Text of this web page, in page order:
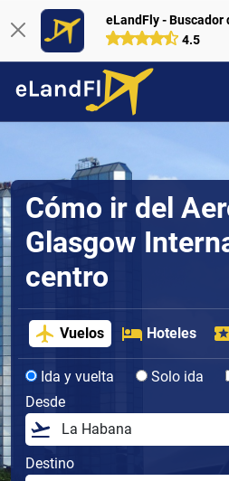
eLandFly - Buscador
4.5
Cómo ir del
Glasgow
centro
Vuelos Hoteles
Ida y vuelta Solo ida
Desde
Destino